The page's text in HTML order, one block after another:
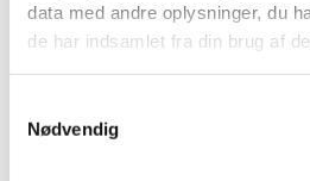
data med andre oplysninger, du
de har indsamlet fra din brug af
Nødvendig